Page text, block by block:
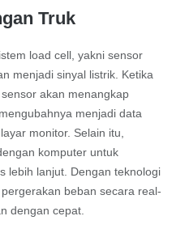
Truk
load cell, yakni sensor
menjadi sinyal listrik. Ketika
akan menangkap
menjadi data
monitor. Selain itu,
komputer untuk
lebih lanjut. Dengan teknologi
beban secara real-
dengan cepat.